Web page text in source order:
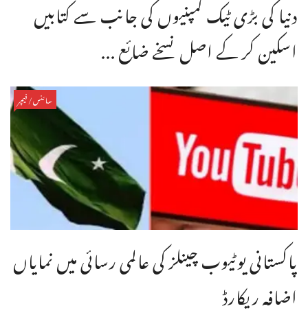
دنیا کی بڑی ٹیک کمپنیوں کی جانب سے کتابیں
اسکین کر کے اصل نسخے ضائع ...
سائنس/فیچر
پاکستانی یوٹیوب چینلز کی عالمی رسائی میں نمایاں
اضافہ ریکارڈ